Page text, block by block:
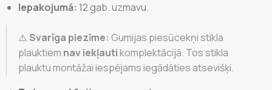
Iepakojumā: 12 gab. uzmavu.
⚠️Svarīga piezīme: Gumijas piesūcekņi stikla
plauktiem nav iekļautikomplektācijā. Tos stikla
plauktu montāžai iespējams iegādāties atsevišķi.